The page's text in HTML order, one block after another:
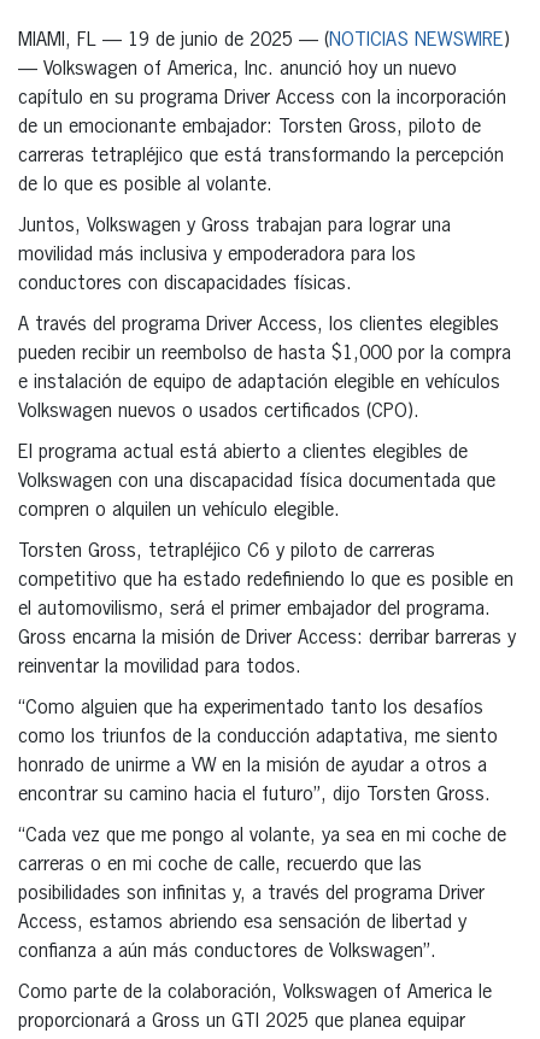
MIAMI, FL — 19 de junio de 2025 — (NOTICIAS NEWSWIRE)
— Volkswagen of America, Inc. anunció hoy un nuevo
capítulo en su programa Driver Access con la incorporación
de un emocionante embajador: Torsten Gross, piloto de
carreras tetrapléjico que está transformando la percepción
de lo que es posible al volante.
Juntos, Volkswagen y Gross trabajan para lograr una
movilidad más inclusiva y empoderadora para los
conductores con discapacidades físicas.
A través del programa Driver Access, los clientes elegibles
pueden recibir un reembolso de hasta $1,000 por la compra
e instalación de equipo de adaptación elegible en vehículos
Volkswagen nuevos o usados certificados (CPO).
El programa actual está abierto a clientes elegibles de
Volkswagen con una discapacidad física documentada que
compren o alquilen un vehículo elegible.
Torsten Gross, tetrapléjico C6 y piloto de carreras
competitivo que ha estado redefiniendo lo que es posible en
el automovilismo, será el primer embajador del programa.
Gross encarna la misión de Driver Access: derribar barreras y
reinventar la movilidad para todos.
“Como alguien que ha experimentado tanto los desafíos
como los triunfos de la conducción adaptativa, me siento
honrado de unirme a VW en la misión de ayudar a otros a
encontrar su camino hacia el futuro”, dijo Torsten Gross.
“Cada vez que me pongo al volante, ya sea en mi coche de
carreras o en mi coche de calle, recuerdo que las
posibilidades son infinitas y, a través del programa Driver
Access, estamos abriendo esa sensación de libertad y
confianza a aún más conductores de Volkswagen”.
Como parte de la colaboración, Volkswagen of America le
proporcionará a Gross un GTI 2025 que planea equipar